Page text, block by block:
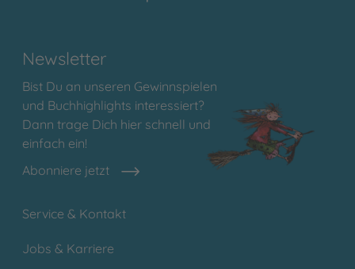
Newsletter
Bist Du an unseren Gewinnspielen
und Buchhighlights interessiert?
Dann trage Dich hier schnell und
einfach ein!
Abonniere jetzt
Service & Kontakt
Jobs & Karriere